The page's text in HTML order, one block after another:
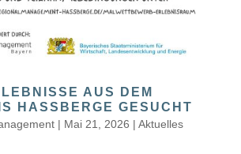
AUS DEM
HASSBERGE GESUCHT
| Mai 21, 2026 | Aktuelles